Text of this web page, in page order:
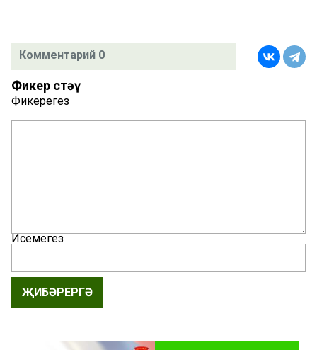
Комментарий 0
Фикер өстәү
Фикерегез
Исемегез
ҖИБӘРЕРГӘ